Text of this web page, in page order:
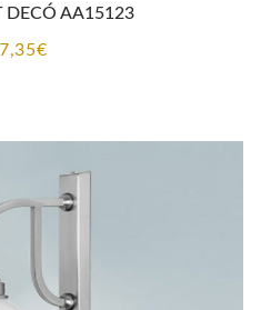
DECÓ AA15123
€